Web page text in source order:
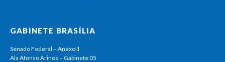
GABINETE BRASÍLIA
Senado Federal – Anexo II
Ala Afonso Arinos – Gabinete 05